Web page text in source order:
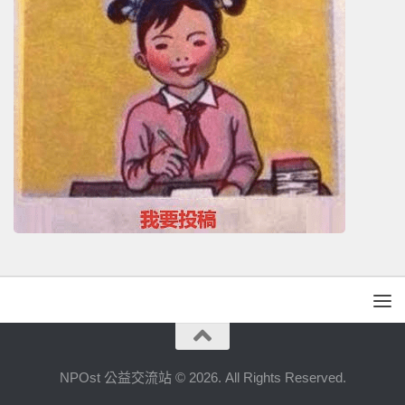
NPOst 公益交流站 © 2026. All Rights Reserved.